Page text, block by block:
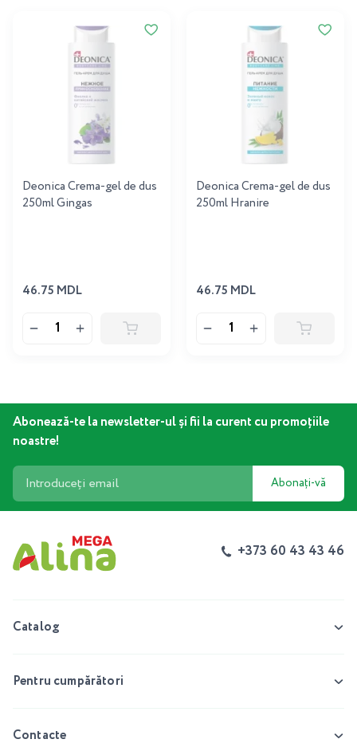
Deonica Crema-gel de dus
250ml Gingas
46.75 MDL
Deonica Crema-gel de dus
250ml Hranire
46.75 MDL
Abonează-te la newsletter-ul și fii la curent cu promoțiile
noastre!
Abonați-vă
+373 60 43 43 46
Catalog
Pentru cumpărători
Contacte